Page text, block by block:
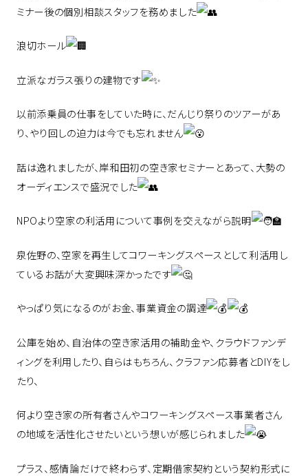
ミナー後の個別相談スタッフを務めました
浪切ホール
立派なガラス張りの建物です
以前添乗員の仕事をしていた時に、だんじり祭りのツアーがあ
り、やり回しの迫力は今でも忘れません
話は逸れましたが、岸和田初の空き家セミナーとあって、大勢の
オーディエンスで盛況でした
NPOより空家の利活用について事例を交えながら説明
泉佐野の、空家を再生してコワーキングスペースとして利活用し
ているお話が大変興味深かったです
やっぱり気になるのがお金、事業資金の調達
公庫を始め、自治体の空き家活用の補助金や、クラウドファンデ
ィングを利用したり、自らはもちろん、クラファン応募者とDIYをし
たり、
何より空き家の所有者さんやコワーキングスペース事業者さん
の地域を活性化させたいという想いが感じられました
プラス、感情論だけで終わらず、定期借家契約という契約形式に